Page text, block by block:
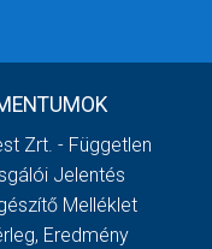
Zrt. - Független
Jelentés
Melléklet
Eredmény